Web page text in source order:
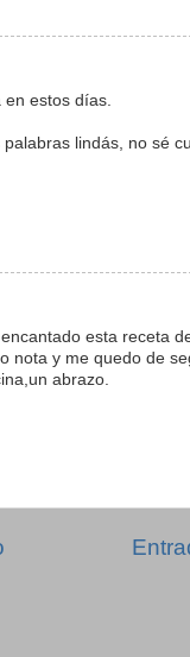
estos días.
lindás, no sé
esta receta
nota y me quedo de
abrazo.